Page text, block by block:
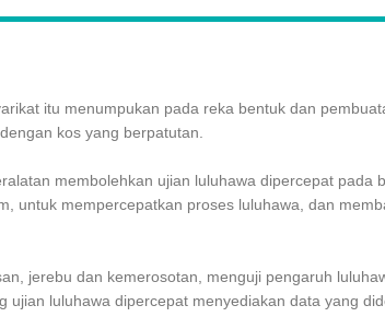
itu menumpukan pada reka bentuk dan
kos yang berpatutan.
membolehkan ujian luluhawa dipercepat pada
untuk mempercepatkan proses luluhawa, dan
jerebu dan kemerosotan, menguji pengaruh
luluhawa dipercepat menyediakan data yang